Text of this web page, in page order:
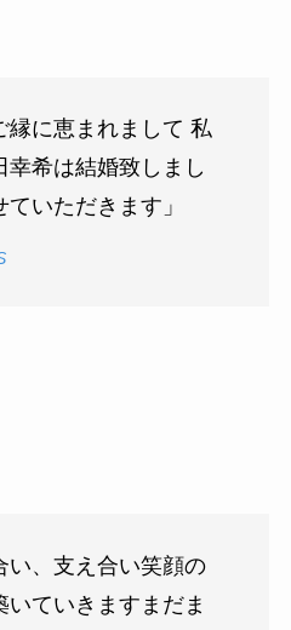
縁に恵まれまして 私
幸希は結婚致しまし
いただきます」
い、支え合い笑顔の
ていきますまだま